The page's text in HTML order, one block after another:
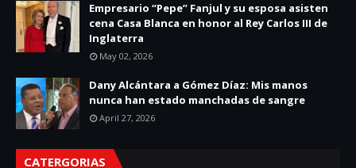
Empresario “Pepe” Fanjul y su esposa asisten
cena Casa Blanca en honor al Rey Carlos III de
Inglaterra
May 02, 2026
Dany Alcántara a Gómez Díaz: Mis manos
nunca han estado manchadas de sangre
April 27, 2026
CATERGORIAS